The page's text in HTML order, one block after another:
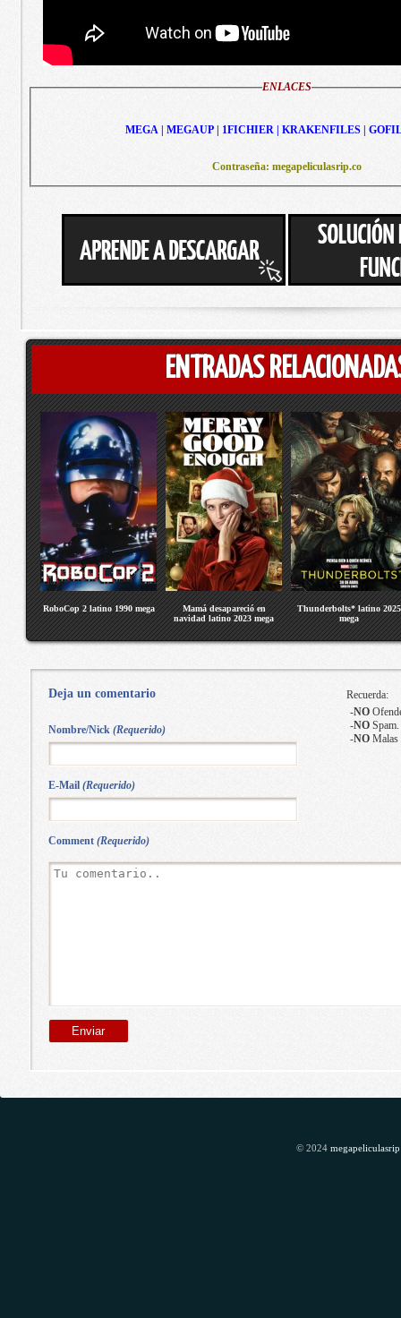
ENLACES
MEGA | MEGAUP | 1FICHIER | KRAKENFILES |
Contraseña: megapeliculasrip.co
ENTRADAS
RoboCop 2 latino 1990 mega
Mamá desapareció en
navidad latino 2023 mega
Thunderbolts* latino 2025
mega
Deja un comentario
Comment (Requerido)
Recuerda:
-NO
-NOSpam.
-NOMalas
Nombre/Nick (Requerido)
E-Mail (Requerido)
© 2024 megapeliculasrip